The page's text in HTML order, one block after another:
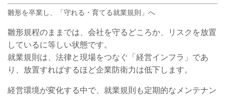
雛形を卒業し、「守れる・育てる就業規則」へ
雛形規程のままでは、会社を守るどころか、リスクを放置
しているに等しい状態です。
就業規則は、法律と現場をつなぐ「経営インフラ」であ
り、放置すればするほど企業防衛力は低下します。
経営環境が変化する中で、就業規則も定期的なメンテナン